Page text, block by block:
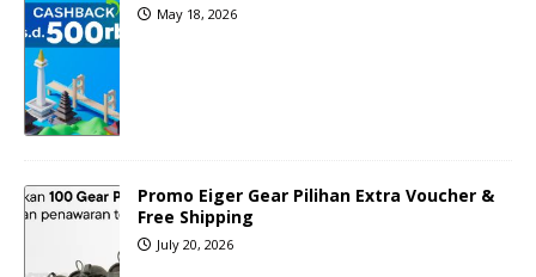
May 18, 2026
Promo Eiger Gear Pilihan Extra Voucher &
Free Shipping
July 20, 2026